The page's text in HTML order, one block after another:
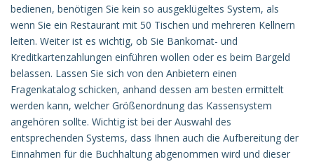
bedienen, benötigen Sie kein so ausgeklügeltes System, als
wenn Sie ein Restaurant mit 50 Tischen und mehreren Kellnern
leiten. Weiter ist es wichtig, ob Sie Bankomat- und
Kreditkartenzahlungen einführen wollen oder es beim Bargeld
belassen. Lassen Sie sich von den Anbietern einen
Fragenkatalog schicken, anhand dessen am besten ermittelt
werden kann, welcher Größenordnung das Kassensystem
angehören sollte. Wichtig ist bei der Auswahl des
entsprechenden Systems, dass Ihnen auch die Aufbereitung der
Einnahmen für die Buchhaltung abgenommen wird und dieser